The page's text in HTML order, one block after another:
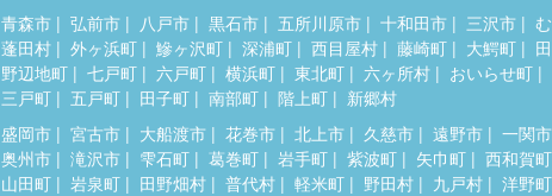
青森市 弘前市 八戸市 黒石市 五所川原市 十和田市 三沢市
蓬田村
外ヶ浜町 鰺ヶ沢町 深浦町 西目屋村 藤崎町 大鰐町
野辺地町
七戸町 六戸町 横浜町 東北町 六ヶ所村 おいらせ町
三戸町
五戸町 田子町 南部町 階上町 新郷村
盛岡市 宮古市 大船渡市 花巻市 北上市 久慈市 遠野市 一関市
奥州市
滝沢市 雫石町 葛巻町 岩手町 紫波町 矢巾町 西和賀町
山田町
岩泉町 田野畑村 普代村 軽米町 野田村 九戸村 洋野町